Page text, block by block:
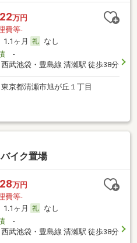
万円
費等-
1.1ヶ月
なし
-
西武池袋・豊島線 清瀬駅 徒歩38分
東京都清瀬市旭が丘１丁目
イク置場
万円
費等-
1.1ヶ月
なし
-
西武池袋・豊島線 清瀬駅 徒歩38分